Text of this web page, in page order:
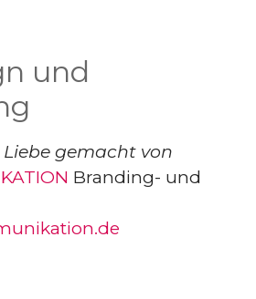
und
gemacht von
Branding- und